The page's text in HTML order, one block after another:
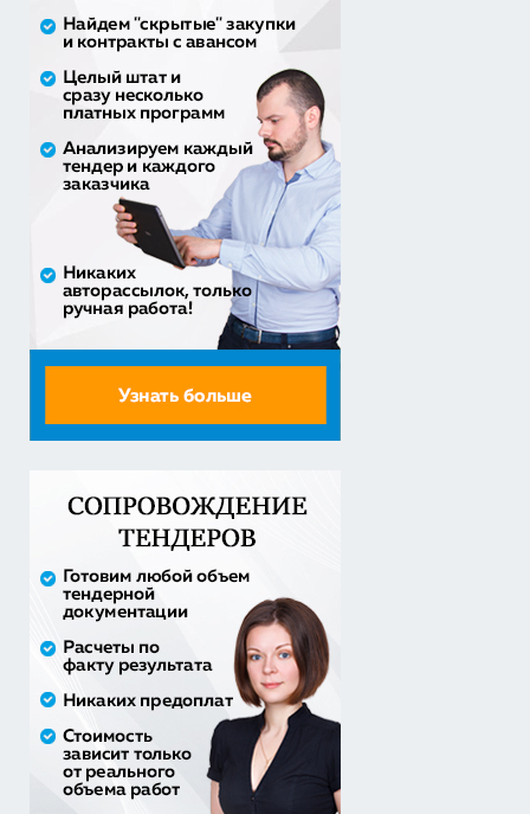
979 492,71 руб. - сумма сделки
50% аванс;
приобретение жилого помещения (квартиры) в
муниципальную соб...
1 538 252,80 руб. - сумма сделки
30% аванс;
Закупка путевок в санаторно-курортные организации
детям-сиро...
5 860 400,00 руб. - сумма сделки
30% аванс;
Оказание услуг по организации отдыха и
оздоровления детей из...
2 558 571,60 руб. - сумма сделки
Закупка путевок в детские специализированные
(профильные) ла...
30% аванс;
приобретение жилого помещения (квартиры) в
муниципальную соб...
1 538 252,80 руб. - сумма сделки
Закупка путевок в санаторно-курортные организации
детям-сиро...